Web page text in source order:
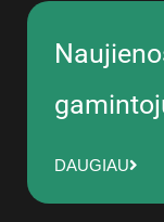
DAUGIAU